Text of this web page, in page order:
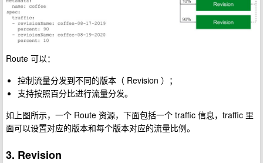
Route 可以：
控制流量分发到不同的版本（ Revision ）；
支持按照百分比进行流量分发。
如上图所示，一个 Route 资源，下面包括一个 traffic 信息，traffic 里
面可以设置对应的版本和每个版本对应的流量比例。
3. Revision